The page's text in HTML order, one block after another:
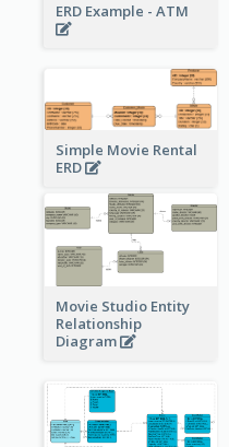
ERD Example - ATM
Simple Movie Rental
ERD
Movie Studio Entity
Relationship
Diagram